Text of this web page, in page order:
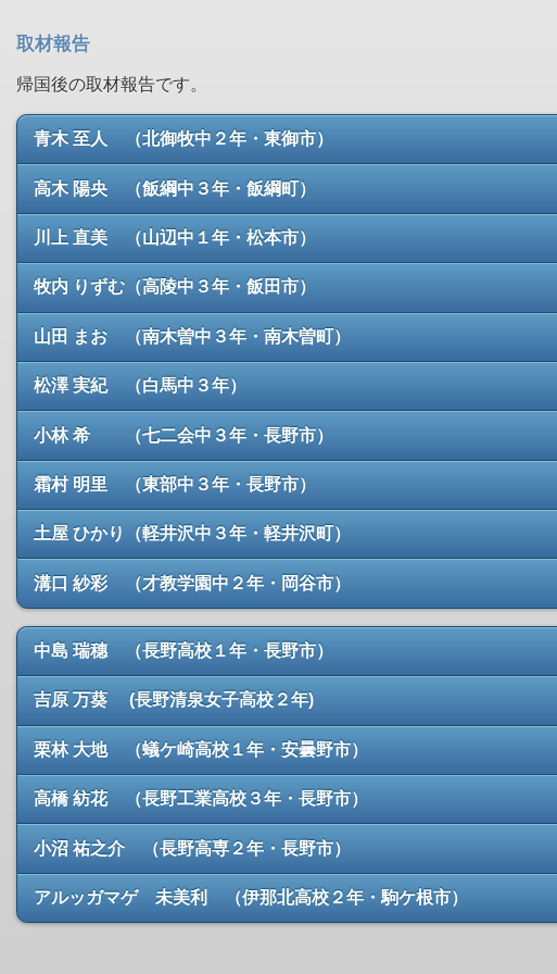
取材報告
帰国後の取材報告です。
青木 至人 （北御牧中２年・東御市）
高木 陽央 （飯綱中３年・飯綱町）
川上 直美 （山辺中１年・松本市）
牧内 りずむ（高陵中３年・飯田市）
山田 まお （南木曽中３年・南木曽町）
松澤 実紀 （白馬中３年）
小林 希 （七二会中３年・長野市）
霜村 明里 （東部中３年・長野市）
土屋 ひかり（軽井沢中３年・軽井沢町）
溝口 紗彩 （才教学園中２年・岡谷市）
中島 瑞穗 （長野高校１年・長野市）
吉原 万葵 (長野清泉女子高校２年)
栗林 大地 （蟻ケ崎高校１年・安曇野市）
高橋 紡花 （長野工業高校３年・長野市）
小沼 祐之介 （長野高専２年・長野市）
アルッガマゲ 未美利 （伊那北高校２年・駒ケ根市）